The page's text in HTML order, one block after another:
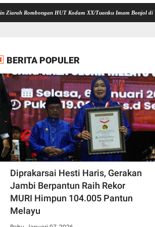
HUT Kodam XX/Tuanku Imam Bonjol di TMP Satria
BERITA POPULER
Diprakarsai Hesti Haris, Gerakan
Jambi Berpantun Raih Rekor
MURI Himpun 104.005 Pantun
Melayu